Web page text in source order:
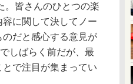
。皆さんのひとつの楽
に関して決してノー
だと感心する意見が
しばらく前だが、最
で注目が集まってい